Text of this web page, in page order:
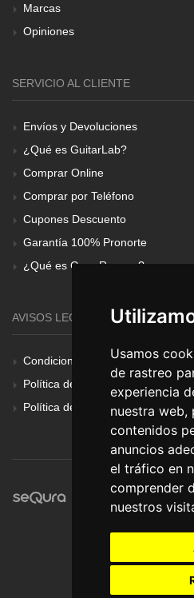
Usamos
de rastreo
experiencia
nuestra web,
contenidos
anuncios
el tráfico en
comprender
nuestros
Marcas
Opiniones
SERVICIO AL CLIENTE
Envíos y Devoluciones
¿Qué es GuitarLab?
Comprar Online
Comprar por Teléfono
Cupones Descuento
Garantía 100% Pronorte
¿Qué es Gear Renove?
AVISOS LEGALES
Condiciones Generales
Política de Cookies
Política de Privacidad